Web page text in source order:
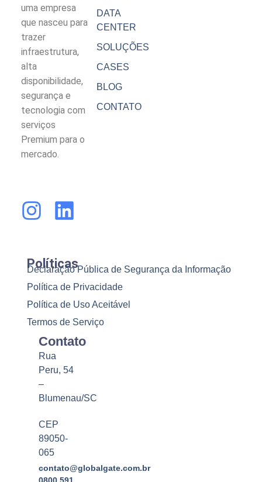
uma empresa
que nasceu para
trazer
infraestrutura,
alta
disponibilidade,
segurança e
tecnologia com
serviços
Premium para o
mercado.
DATA
CENTER
SOLUÇÕES
CASES
BLOG
CONTATO
Políticas
Declaração Pública de Segurança da Informação
Política de Privacidade
Política de Uso Aceitável
Termos de Serviço
Contato
Rua
Peru, 54
–
Blumenau/SC
CEP
89050-
065
contato@globalgate.com.br